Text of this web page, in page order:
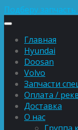
Подберу
Главная
Hyundai
Doosan
Volvo
Запчасти
Оплата /
Доставка
О нас